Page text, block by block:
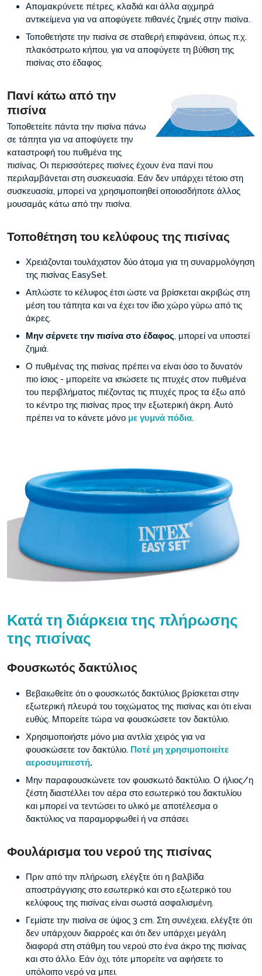
Απομακρύνετε πέτρες, κλαδιά και άλλα αιχμηρά
αντικείμενα για να αποφύγετε πιθανές ζημιές στην πισίνα.
Τοποθετήστε την πισίνα σε σταθερή επιφάνεια, όπως π.χ.
πλακόστρωτο κήπου, για να αποφύγετε τη βύθιση της
πισίνας στο έδαφος.
Πανί κάτω από την
πισίνα
Τοποθετείτε πάντα την πισίνα πάνω
σε τάπητα για να αποφύγετε την
καταστροφή του πυθμένα της
πισίνας. Οι περισσότερες πισίνες έχουν ένα πανί που
περιλαμβάνεται στη συσκευασία. Εάν δεν υπάρχει τέτοιο στη
συσκευασία, μπορεί να χρησιμοποιηθεί οποιοσδήποτε άλλος
μουσαμάς κάτω από την πισίνα.
Τοποθέτηση του κελύφους της πισίνας
Χρειάζονται τουλάχιστον δύο άτομα για τη συναρμολόγηση
της πισίνας EasySet.
Απλώστε το κέλυφος έτσι ώστε να βρίσκεται ακριβώς στη
μέση του τάπητα και να έχει τον ίδιο χώρο γύρω από τις
άκρες.
Μην σέρνετε την πισίνα στο έδαφος, μπορεί να υποστεί
ζημιά.
Ο πυθμένας της πισίνας πρέπει να είναι όσο το δυνατόν
πιο ίσιος - μπορείτε να ισιώσετε τις πτυχές στον πυθμένα
του περιβλήματος πιέζοντας τις πτυχές προς τα έξω από
το κέντρο της πισίνας προς την εξωτερική άκρη. Αυτό
πρέπει να το κάνετε μόνο με γυμνά πόδια.
Κατά τη διάρκεια της πλήρωσης
της πισίνας
Φουσκωτός δακτύλιος
Βεβαιωθείτε ότι ο φουσκωτός δακτύλιος βρίσκεται στην
εξωτερική πλευρά του τοιχώματος της πισίνας και ότι είναι
ευθύς. Μπορείτε τώρα να φουσκώσετε τον δακτύλιο.
Χρησιμοποιήστε μόνο μια αντλία χειρός για να
φουσκώσετε τον δακτύλιο. Ποτέ μη χρησιμοποιείτε
αεροσυμπιεστή.
Μην παραφουσκώνετε τον φουσκωτό δακτύλιο. Ο ήλιος/η
ζέστη διαστέλλει τον αέρα στο εσωτερικό του δακτυλίου
και μπορεί να τεντώσει το υλικό με αποτέλεσμα ο
δακτύλιος να παραμορφωθεί ή να σπάσει.
Φουλάρισμα του νερού της πισίνας
Πριν από την πλήρωση, ελέγξτε ότι η βαλβίδα
αποστράγγισης στο εσωτερικό και στο εξωτερικό του
κελύφους της πισίνας είναι σωστά ασφαλισμένη.
Γεμίστε την πισίνα σε ύψος 3 cm. Στη συνέχεια, ελέγξτε ότι
δεν υπάρχουν διαρροές και ότι δεν υπάρχει μεγάλη
διαφορά στη στάθμη του νερού στο ένα άκρο της πισίνας
και στο άλλο. Εάν όχι, τότε μπορείτε να αφήσετε το
υπόλοιπο νερό να μπει.